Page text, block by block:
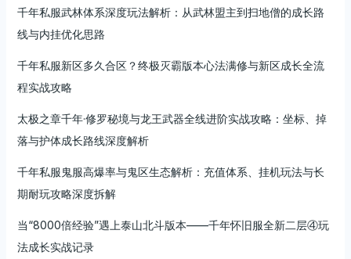
千年私服武林体系深度玩法解析：从武林盟主到扫地僧的成长路
线与内挂优化思路
千年私服新区多久合区？终极灭霸版本心法满修与新区成长全流
程实战攻略
太极之章千年·修罗秘境与龙王武器全线进阶实战攻略：坐标、掉
落与护体成长路线深度解析
千年私服鬼服高爆率与鬼区生态解析：充值体系、挂机玩法与长
期耐玩攻略深度拆解
当“8000倍经验”遇上泰山北斗版本——千年怀旧服全新二层④玩
法成长实战记录